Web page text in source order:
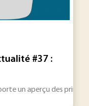
#37 :
un aperçu des